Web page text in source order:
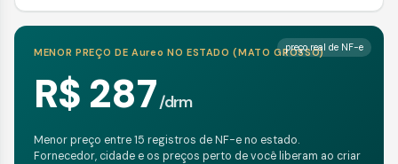
preço real de NF-e
MENOR PREÇO DE Aureo NO ESTADO (MATO GROSSO)
R$ 287/drm
Menor preço entre 15 registros de NF-e no estado.
Fornecedor, cidade e os preços perto de você liberam ao criar